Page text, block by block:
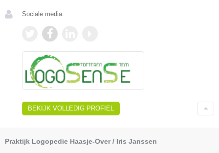
Sociale media:
BEKIJK VOLLEDIG PROFIEL
Praktijk Logopedie Haasje-Over / Iris Janssen